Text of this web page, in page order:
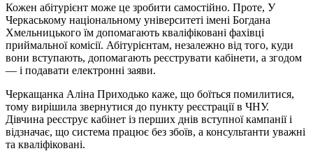
Кожен абітурієнт може це зробити самостійно. Проте, У
Черкаському національному університеті імені Богдана
Хмельницького їм допомагають кваліфіковані фахівці
приймальної комісії. Абітурієнтам, незалежно від того, куди
вони вступають, допомагають реєструвати кабінети, а згодом
— і подавати електронні заяви.
Черкащанка Аліна Приходько каже, що боїться помилитися,
тому вирішила звернутися до пункту реєстрації в ЧНУ.
Дівчина реєструє кабінет із перших днів вступної кампанії і
відзначає, що система працює без збоїв, а консультанти уважні
та кваліфіковані.